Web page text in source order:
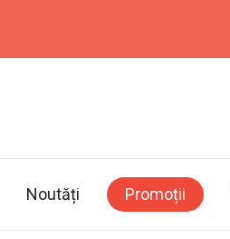
Noutăți Promoții